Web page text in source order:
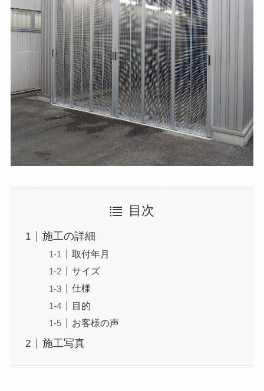
目次
施工の詳細
取付年月
サイズ
仕様
目的
お客様の声
施工写真